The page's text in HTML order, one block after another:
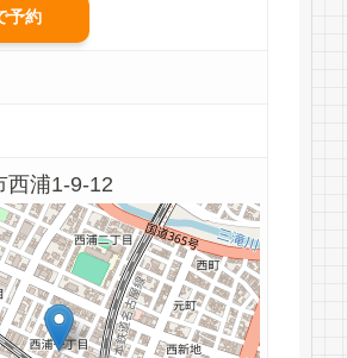
予約
西浦1-9-12